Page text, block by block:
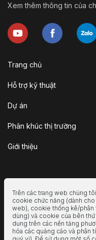
Xem thêm thông tin của
Trang chủ
Hỗ trợ kỹ thuật
Dự án
Phân khúc thị trường
Giới thiệu
Trên các trang web chúng
cookie chức năng (dành
web), cookie thống kê/phân
dùng) và cookie của bên
dung trên các nền tảng
hóa các quảng cáo và phân